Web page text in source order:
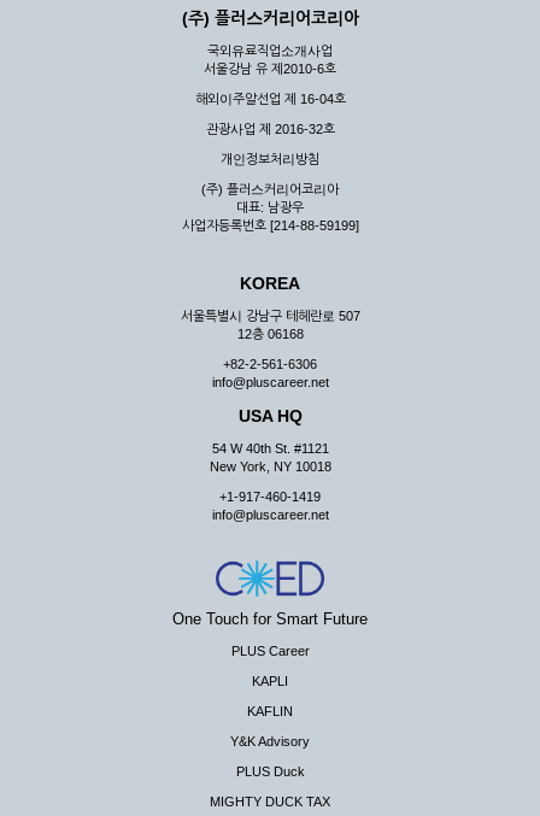
(주) 플러스커리어코리아
국외유료직업소개사업
서울강남 유 제2010-6호
해외이주알선업 제 16-04호
관광사업 제 2016-32호
개인정보처리방침
(주) 플러스커리어코리아
대표: 남광우
사업자등록번호 [214-88-59199]
KOREA
서울특별시 강남구 테헤란로 507
12층 06168
+82-2-561-6306
info@pluscareer.net
USA HQ
54 W 40th St. #1121
New York, NY 10018
+1-917-460-1419
info@pluscareer.net
One Touch for Smart Future
PLUS Career
KAPLI
KAFLIN
Y&K Advisory
PLUS Duck
MIGHTY DUCK TAX